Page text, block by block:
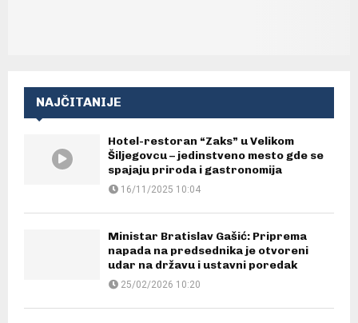
NAJČITANIJE
Hotel-restoran “Zaks” u Velikom
Šiljegovcu – jedinstveno mesto gde se
spajaju priroda i gastronomija
16/11/2025 10:04
Ministar Bratislav Gašić: Priprema
napada na predsednika je otvoreni
udar na državu i ustavni poredak
25/02/2026 10:20